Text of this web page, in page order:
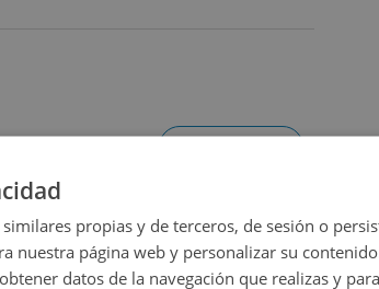
propias y de terceros, de sesión o
nuestra página web y personalizar su
datos de la navegación que realizas y